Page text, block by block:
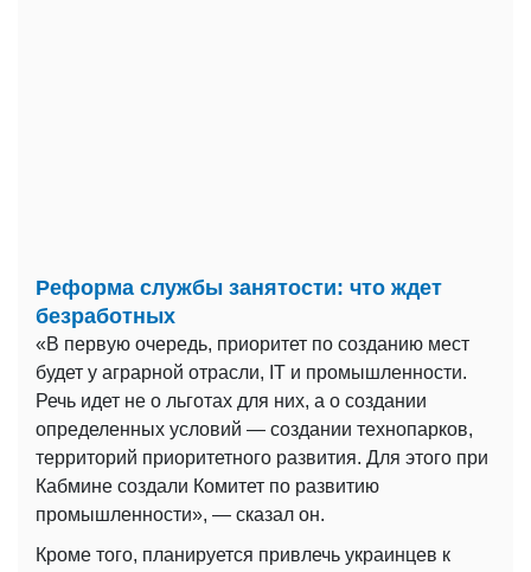
Реформа службы занятости: что ждет
безработных
«В первую очередь, приоритет по созданию мест
будет у аграрной отрасли, IT и промышленности.
Речь идет не о льготах для них, а о создании
определенных условий — создании технопарков,
территорий приоритетного развития. Для этого при
Кабмине создали Комитет по развитию
промышленности», — сказал он.
Кроме того, планируется привлечь украинцев к